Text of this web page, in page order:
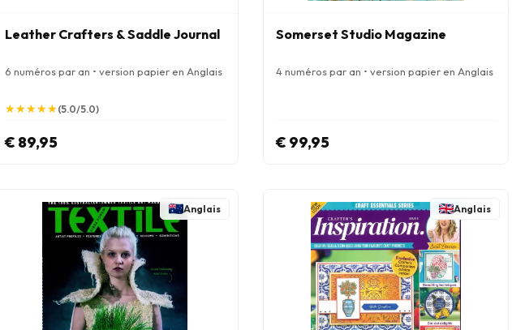
Leather Crafters & Saddle Journal
6 numéros par an • version papier en Anglais
★
★★
★★
★★
★★
★(5.0/5.0)
€ 89,95
Somerset Studio Magazine
4 numéros par an • version papier en Anglais
€ 99,95
Anglais Anglais